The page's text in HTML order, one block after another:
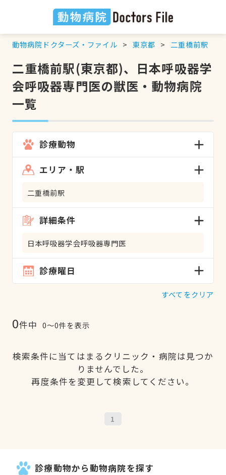
動物病院ドクターズ・ファイル 東京都 二重橋前駅
二重橋前駅(東京都)、日本呼吸器学
会呼吸器専門医の獣医・動物病院
一覧
診療動物
エリア・駅
二重橋前駅
詳細条件
日本呼吸器学会呼吸器専門医
診療曜日
すべてをクリア
0件中 0〜0件を表示
検索条件に当てはまるクリニック・病院は見つか
りませんでした。
再度条件を変更して検索してください。
1
診療動物から動物病院を探す